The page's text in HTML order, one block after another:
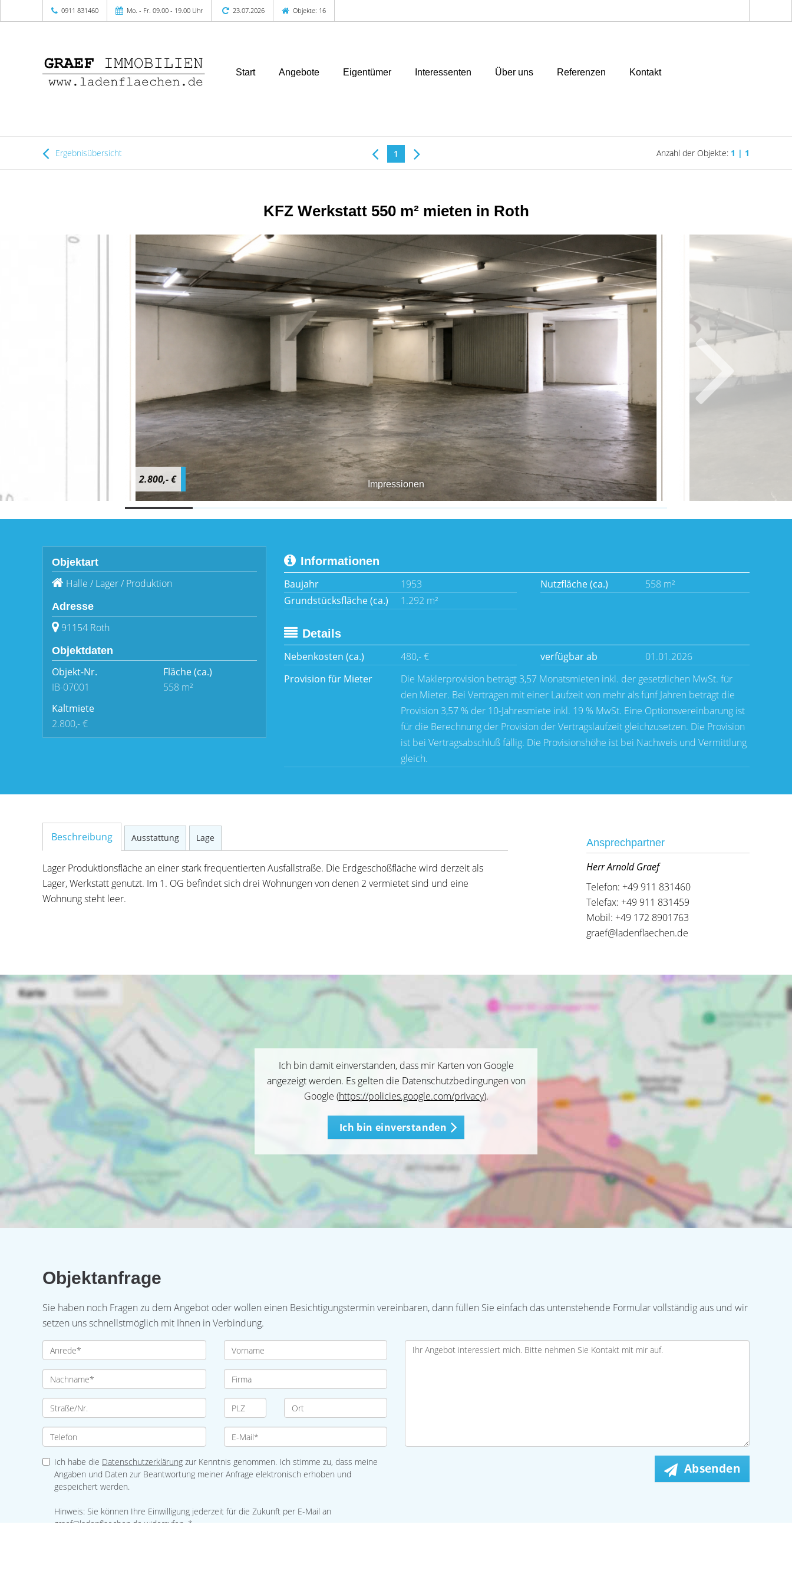
0911 831460 Mo. - Fr. 09.00 - 19.00 Uhr 23.07.2026 Objekte: 16
Start Angebote Eigentümer Interessenten Über uns Referenzen Kontakt
Ergebnisübersicht 1 Anzahl der Objekte: 1 | 1
KFZ Werkstatt 550 m² mieten in Roth
Impressionen
2.800,- €
Objektart
Halle / Lager / Produktion
Adresse
91154 Roth
Objektdaten
Objekt-Nr.
IB-07001
Fläche(ca.)
558 m²
Kaltmiete
2.800,- €
Informationen
Baujahr
1953 Nutzfläche (ca.)
558 m²
Grundstücksfläche (ca.)
1.292 m²
Details
Nebenkosten (ca.)
480,- € verfügbar ab
01.01.2026
Provision für Mieter
Die Maklerprovision beträgt 3,57 Monatsmieten inkl. der gesetzlichen MwSt. für
den Mieter. Bei Verträgen mit einer Laufzeit von mehr als fünf Jahren beträgt die
Provision 3,57 % der 10-Jahresmiete inkl. 19 % MwSt. Eine Optionsvereinbarung ist
für die Berechnung der Provision der Vertragslaufzeit gleichzusetzen. Die Provision
ist bei Vertragsabschluß fällig. Die Provisionshöhe ist bei Nachweis und Vermittlung
gleich.
Beschreibung Ausstattung Lage
Lager Produktionsfläche an einer stark frequentierten Ausfallstraße. Die Erdgeschoßfläche wird derzeit als
Lager, Werkstatt genutzt. Im 1. OG befindet sich drei Wohnungen von denen 2 vermietet sind und eine
Wohnung steht leer.
Ansprechpartner
Herr Arnold Graef
Telefon: +49 911 831460
Telefax: +49 911 831459
Mobil: +49 172 8901763
graef@ladenflaechen.de
Ich bin damit einverstanden, dass mir Karten von Google
angezeigt werden. Es gelten die Datenschutzbedingungen von
Google (https://policies.google.com/privacy).
Ich bin einverstanden
Objektanfrage
Sie haben noch Fragen zu dem Angebot oder wollen einen Besichtigungstermin vereinbaren, dann füllen Sie einfach das untenstehende Formular vollständig aus und wir
setzen uns schnellstmöglich mit Ihnen in Verbindung.
Ich habe die Datenschutzerklärung zur Kenntnis genommen. Ich stimme zu, dass meine
Angaben und Daten zur Beantwortung meiner Anfrage elektronisch erhoben und
gespeichert werden.
Hinweis: Sie können Ihre Einwilligung jederzeit für die Zukunft per E-Mail an
graef@ladenflaechen.de widerrufen. *
Absenden